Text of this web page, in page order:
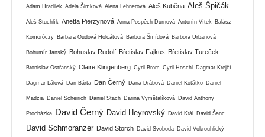
Adam Hradilek Adéla Šimková Alena Lehnerová Aleš Kuběna Aleš Špičák
Aleš Stuchlík Anetta Pierzynová Anna Pospěch Durnová Antonín Vítek Balász
Komoróczy Barbara Oudová Holcátová Barbora Šmídová Barbora Urbanová
Bohumír Janský Bohuslav Rudolf Břetislav Fajkus Břetislav Tureček
Bronislav Ostřanský Claire Klingenberg Cyril Brom Cyril Hoschl Dagmar Krejčí
Dagmar Lálová Dan Bárta Dan Černý Dana Drábová Daniel Koťátko Daniel
Madzia Daniel Scheirich Daniel Stach Darina Vymětalíková David Anthony
Procházka David Černý David Heyrovský David Král David Šanc
David Schmoranzer David Storch David Svoboda David Vokrouhlický